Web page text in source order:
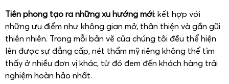
Tiên phong tạo ra những xu hướng mới: kết hợp với
những ưu điểm như không gian mở, thân thiện và gần gũi
thiên nhiên. Trong mỗi bản vẽ của chúng tôi đều thể hiện
lên được sự đẳng cấp, nét thẩm mỹ riêng không thể tìm
thấy ở nhiều đơn vị khác, từ đó đem đến khách hàng trải
nghiệm hoàn hảo nhất.